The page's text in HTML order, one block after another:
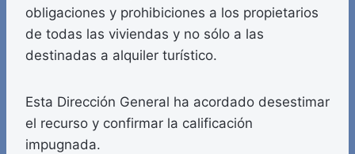
obligaciones y prohibiciones a los propietarios
de todas las viviendas y no sólo a las
destinadas a alquiler turístico.
Esta Dirección General ha acordado desestimar
el recurso y confirmar la calificación
impugnada.